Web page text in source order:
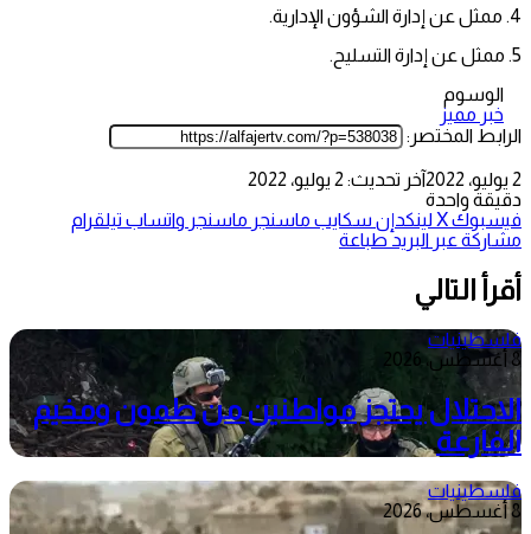
4. ممثل عن إدارة الشؤون الإدارية.
5. ممثل عن إدارة التسليح.
الوسوم
خبر مميز
الرابط المختصر:
2 يوليو، 2022
آخر تحديث: 2 يوليو، 2022
دقيقة واحدة
فيسبوك‫Xلينكدإن سكايب ماسنجر ماسنجر واتساب تيلقرام
مشاركة عبر البريد طباعة
أقرأ التالي
فلسطينيات
8 أغسطس، 2026
الاحتلال يحتجز مواطنين من طمون ومخيم
الفارعة
فلسطينيات
8 أغسطس، 2026